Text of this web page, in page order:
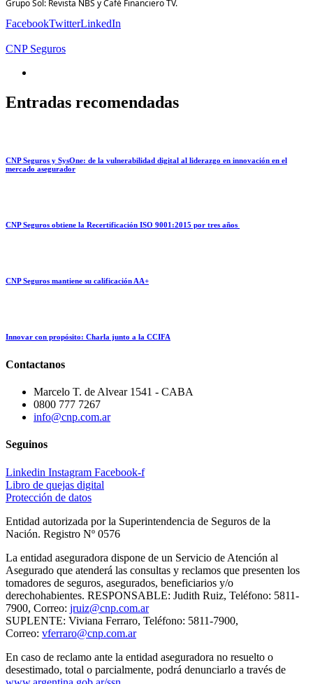
Grupo Sol: Revista NBS y Café Financiero TV.
FacebookTwitterLinkedIn
CNP Seguros
Entradas recomendadas
CNP Seguros y SysOne: de la vulnerabilidad digital al liderazgo en innovación en el
mercado asegurador
CNP Seguros obtiene la Recertificación ISO 9001:2015 por tres años
CNP Seguros mantiene su calificación AA+
Innovar con propósito: Charla junto a la CCIFA
Contactanos
Marcelo T. de Alvear 1541 - CABA
0800 777 7267
info@cnp.com.ar
Seguinos
Linkedin Instagram Facebook-f
Libro de quejas digital
Protección de datos
Entidad autorizada por la Superintendencia de Seguros de la
Nación. Registro Nº 0576
La entidad aseguradora dispone de un Servicio de Atención al
Asegurado que atenderá las consultas y reclamos que presenten los
tomadores de seguros, asegurados, beneficiarios y/o
derechohabientes. RESPONSABLE: Judith Ruiz, Teléfono: 5811-
7900, Correo: jruiz@cnp.com.ar
SUPLENTE: Viviana Ferraro, Teléfono: 5811-7900,
Correo: vferraro@cnp.com.ar
En caso de reclamo ante la entidad aseguradora no resuelto o
desestimado, total o parcialmente, podrá denunciarlo a través de